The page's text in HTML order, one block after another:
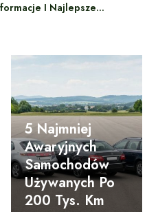
I Najlepsze…
5 Najmniej
Awaryjnych
Samochodów
Używanych Po
200 Tys. Km